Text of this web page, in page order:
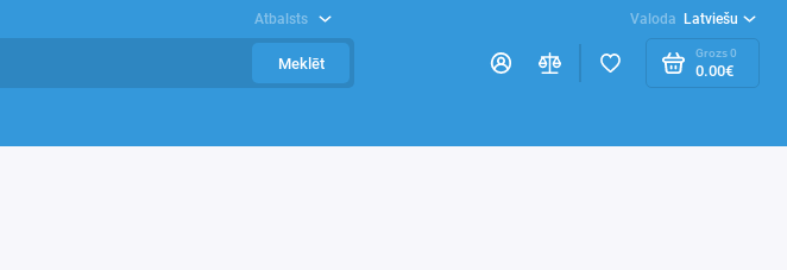
Atbalsts Valoda Latviešu
Meklēt
Grozs0
0.00€